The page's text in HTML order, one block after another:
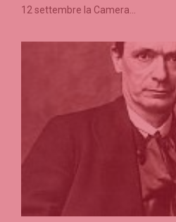
12 settembre la Camera...